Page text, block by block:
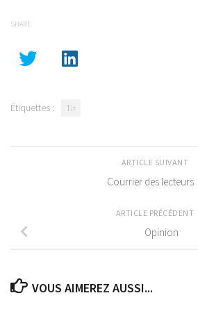
SHARE
Étiquettes : Tir
ARTICLE SUIVANT
Courrier des lecteurs
ARTICLE PRÉCÉDENT
Opinion
VOUS AIMEREZ AUSSI...